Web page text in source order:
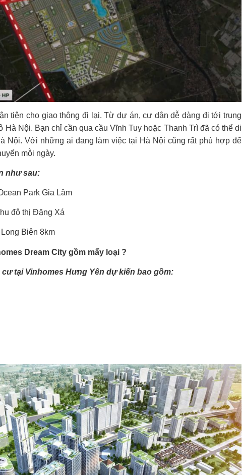
tiện cho giao thông đi lại. Từ dự án, cư dân dễ dàng đi tới trung
Hà Nội. Bạn chỉ cần qua cầu Vĩnh Tuy hoặc Thanh Trì đã có thể di
Nội. Với những ai đang làm việc tại Hà Nội cũng rất phù hợp để
mỗi ngày.
như sau:
Park Gia Lâm
đô thị Đặng Xá
Biên 8km
Dream City gồm mấy loại ?
tại Vinhomes Hưng Yên dự kiến bao gồm: